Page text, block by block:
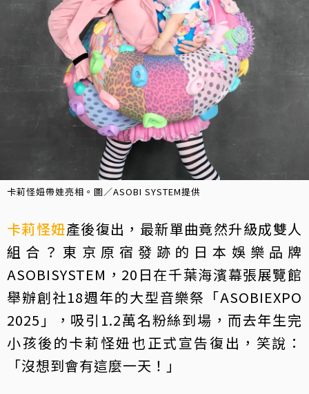
卡莉怪妞帶娃亮相。圖／ASOBI SYSTEM提供
卡莉怪妞產後復出，最新單曲竟然升級成雙人
組合？東京原宿發跡的日本娛樂品牌
ASOBISYSTEM，20日在千葉海濱幕張展覽館
舉辦創社18週年的大型音樂祭「ASOBIEXPO
2025」，吸引1.2萬名粉絲到場，而去年生完
小孩後的卡莉怪妞也正式宣告復出，笑說：
「沒想到會有這麼一天！」